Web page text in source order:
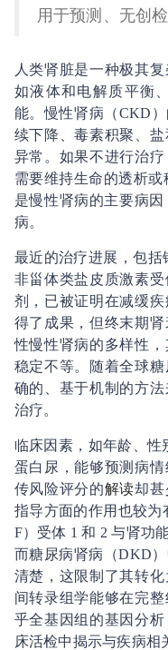
用于预测、无创
人类肾脏是一种极其
如液体和电解质平衡
能。慢性肾病（CKD
续下降、毒素积聚、
异常。如果不进行治
需要维持生命的透析或
是慢性肾病的主要病
病。
最近的治疗进展，包括
非甾体类盐皮质激素
剂，已被证明在减缓
得了成果，但终末期
性慢性肾病的多样性
稳定不等。随着全球
确的、基于机制的方
治疗。
临床因素，如年龄、性
蛋白尿，能够预测病
传风险评分的解读却甚
指导方面的作用也较为
F）受体 1 和 2 与肾功
而糖尿病肾病（DKD
清楚，这限制了其转化
间转录组学能够在完
乎全基因组的基因分
床活检中揭示与疾病相